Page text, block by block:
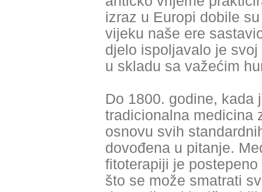
izraz u Europi dobile
vijeku naše ere
djelo ispoljavalo je
u skladu sa važećim
Do 1800. godine, kada
tradicionalna medicina
osnovu svih
dovođena u pitanje.
fitoterapiji je
što se može smatrati